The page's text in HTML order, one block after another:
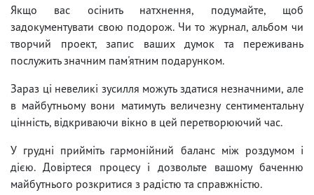
Якщо вас осінить натхнення, подумайте, щоб
задокументувати свою подорож. Чи то журнал, альбом чи
творчий проект, запис ваших думок та переживань
послужить значним пам'ятним подарунком.
Зараз ці невеликі зусилля можуть здатися незначними, але
в майбутньому вони матимуть величезну сентиментальну
цінність, відкриваючи вікно в цей перетворюючий час.
У грудні прийміть гармонійний баланс між роздумом і
дією. Довіртеся процесу і дозвольте вашому баченню
майбутнього розкритися з радістю та справжністю.